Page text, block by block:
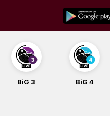
content
BiG 4 BiG Balade